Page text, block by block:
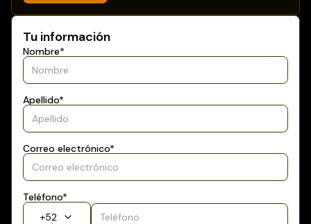
Tu información
Nombre*
Apellido*
Correo electrónico*
Teléfono*
+52